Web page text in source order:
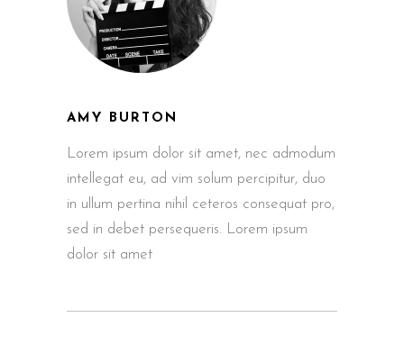
AMY BURTON
Lorem ipsum dolor sit amet, nec admodum
intellegat eu, ad vim solum percipitur, duo
in ullum pertina nihil ceteros consequat pro,
sed in debet persequeris. Lorem ipsum
dolor sit amet